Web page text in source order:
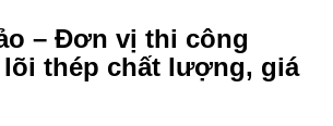
– Đơn vị thi công
thép chất lượng, giá